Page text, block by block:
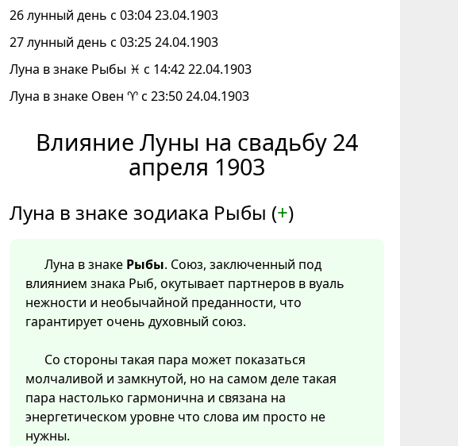
26 лунный день с 03:04 23.04.1903
27 лунный день с 03:25 24.04.1903
Луна в знаке Рыбы ♓ с 14:42 22.04.1903
Луна в знаке Овен ♈ с 23:50 24.04.1903
Влияние Луны на свадьбу 24
апреля 1903
Луна в знаке зодиака Рыбы (+)
Луна в знаке Рыбы. Союз, заключенный под
влиянием знака Рыб, окутывает партнеров в вуаль
нежности и необычайной преданности, что
гарантирует очень духовный союз.
Со стороны такая пара может показаться
молчаливой и замкнутой, но на самом деле такая
пара настолько гармонична и связана на
энергетическом уровне что слова им просто не
нужны.